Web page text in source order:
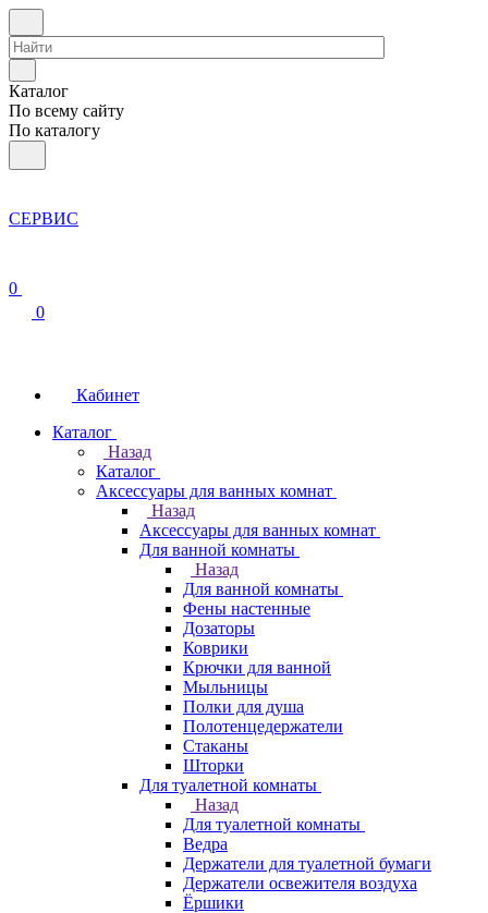
Каталог
По всему сайту
По каталогу
СЕРВИС
0
0
Кабинет
Каталог
Назад
Каталог
Аксессуары для ванных комнат
Назад
Аксессуары для ванных комнат
Для ванной комнаты
Назад
Для ванной комнаты
Фены настенные
Дозаторы
Коврики
Крючки для ванной
Мыльницы
Полки для душа
Полотенцедержатели
Стаканы
Шторки
Для туалетной комнаты
Назад
Для туалетной комнаты
Ведра
Держатели для туалетной бумаги
Держатели освежителя воздуха
Ёршики